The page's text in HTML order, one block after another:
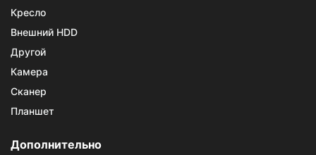
Кресло
Внешний HDD
Другой
Камера
Сканер
Планшет
Дополнительно